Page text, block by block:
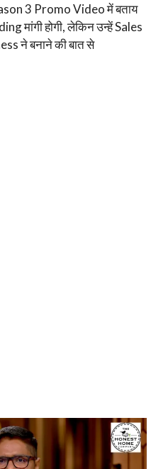
3 Promo Video में बताय
मांगी होगी, लेकिन उन्हें Sales
ने बनाने की बात से